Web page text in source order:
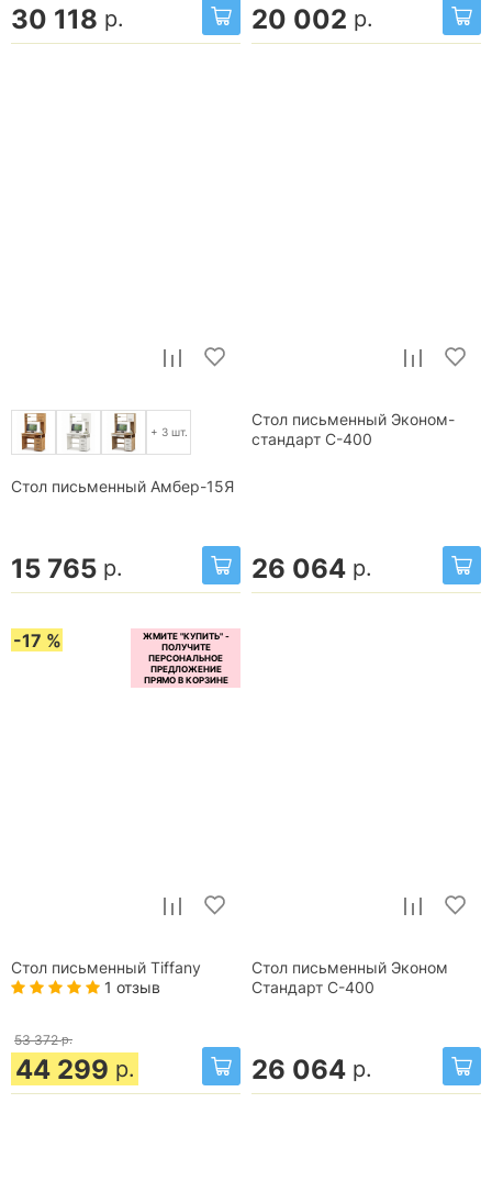
30 118 р. 20 002 р.
+ 3 шт.
Стол письменный Амбер-15Я
15 765 р.
Стол письменный Эконом-
стандарт С-400
26 064 р.
-17 %
Стол письменный Tiffany
1 отзыв
53 372 р.
44 299 р.
Стол письменный Эконом
Стандарт С-400
26 064 р.